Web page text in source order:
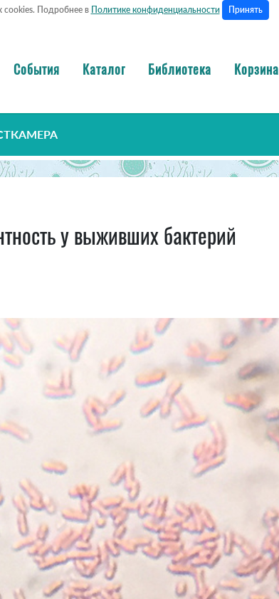
cookies. Подробнее в Политике конфиденциальности Принять
События Каталог Библиотека Корзина
у выживших бактерий